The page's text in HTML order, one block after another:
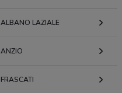
ALBANO LAZIALE
ANZIO
FRASCATI